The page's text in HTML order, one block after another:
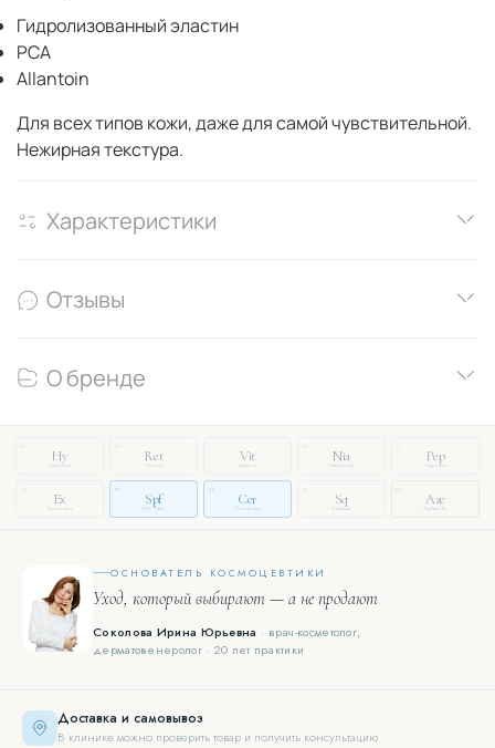
Гидролизованный эластин
PCA
Allantoin
Для всех типов кожи, даже для самой чувствительной.
Нежирная текстура.
Характеристики
Отзывы
О бренде
14
Hy
Hyaluronic
Ret
Retinol
Vit
Vitamin C
Nia
Niacinamide
Pep
Peptides
Ex
Exosomes
19
Spf
SPF Filter
33
Cer
Ceramides
46
Sq
Squalane
Aze
Azelaic Ac.
ОСНОВАТЕЛЬ КОСМОЦЕВТИКИ
Уход, который выбирают — а не продают
Соколова Ирина Юрьевна · врач-косметолог,
дерматовенеролог · 20 лет практики
Доставка и самовывоз
В клинике можно проверить товар и получить консультацию